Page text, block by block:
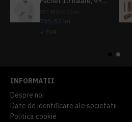
755,82 lei
+ TVA
INFORMATII
Despre noi
Date de identificare ale societatii
Politica cookie